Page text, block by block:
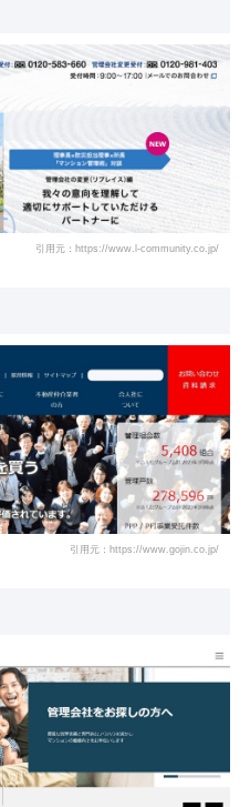
引用元：https://www.l-community.co.jp/
引用元：https://www.gojin.co.jp/